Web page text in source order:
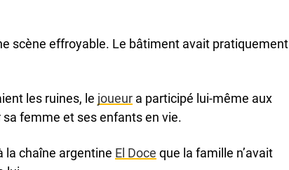
scène effroyable. Le bâtiment avait pratiquement
les ruines, le joueur a participé lui-même aux
femme et ses enfants en vie.
la chaîne argentine El Doce que la famille n’avait